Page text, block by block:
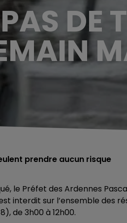
PAS DE
prendre aucun risque
le Préfet des Ardennes
interdit sur l’ensemble des
de 3h00 à 12h00.